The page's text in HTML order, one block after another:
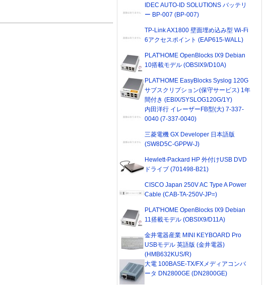
IDEC AUTO-ID SOLUTIONS バッテリ
ー BP-007 (BP-007)
TP-Link AX1800 壁面埋め込み型 Wi-Fi
6アクセスポイント (EAP615-WALL)
PLAT'HOME OpenBlocks IX9 Debian
10搭載モデル (OBSIX9/D10A)
PLAT'HOME EasyBlocks Syslog 120G
サブスクリプション(保守サービス) 1年
間付き (EBIX/SYSLOG120G/1Y)
内田洋行 イレーザーFB型(大) 7-337-
0040 (7-337-0040)
三菱電機 GX Developer 日本語版
(SW8D5C-GPPW-J)
Hewlett-Packard HP 外付けUSB DVD
ドライブ (701498-B21)
CISCO Japan 250V AC Type A Power
Cable (CAB-TA-250V-JP=)
PLAT'HOME OpenBlocks IX9 Debian
11搭載モデル (OBSIX9/D11A)
金井電器産業 MINI KEYBOARD Pro
USBモデル 英語版 (金井電器)
(HMB632KUS/R)
大電 100BASE-TX/FXメディアコンバ
ータ DN2800GE (DN2800GE)